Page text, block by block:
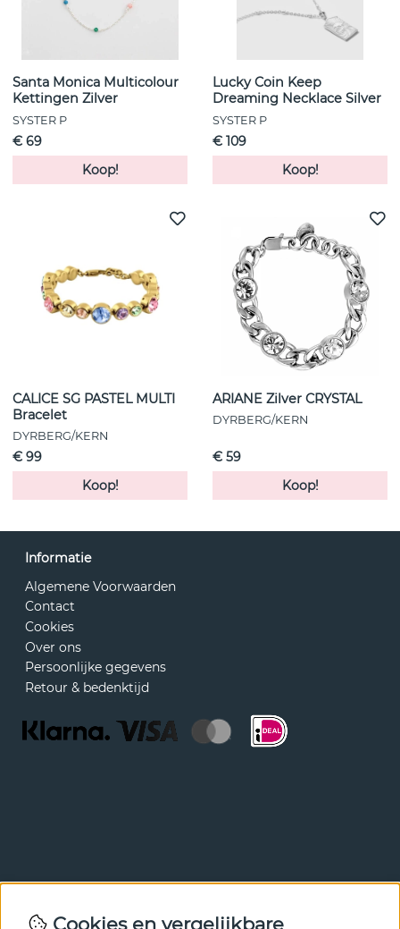
Santa Monica Multicolour
Kettingen Zilver
SYSTER P
€ 69
Koop!
Lucky Coin Keep
Dreaming Necklace Silver
SYSTER P
€ 109
Koop!
CALICE SG PASTEL MULTI
Bracelet
DYRBERG/KERN
€ 99
Koop!
ARIANE Zilver CRYSTAL
DYRBERG/KERN
€ 59
Koop!
Informatie
Algemene Voorwaarden
Contact
Cookies
Over ons
Persoonlijke gegevens
Retour & bedenktijd
Cookies en vergelijkbare